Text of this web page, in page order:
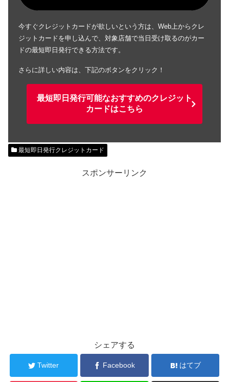
今すぐクレジットカードが欲しいという方は、Web上からクレ
ジットカードを申し込んで、対象店舗で当日受け取るのがカー
ドの最短即日発行できる方法です。
さらに詳しい内容は、下記のボタンをクリック！
最短即日発行可能なおすすめのクレジット
カードはこちら
最短即日発行クレジットカード
スポンサーリンク
シェアする
Twitter Facebook はてブ